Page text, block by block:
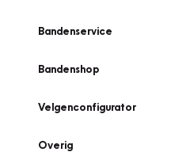
Bandenservice
Bandenshop
Velgenconfigurator
Overig